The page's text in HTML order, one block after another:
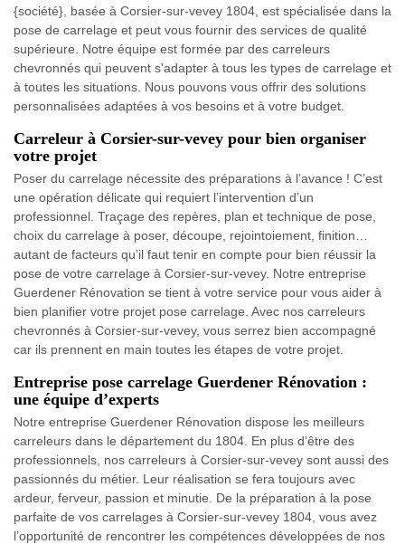
{société}, basée à Corsier-sur-vevey 1804, est spécialisée dans la
pose de carrelage et peut vous fournir des services de qualité
supérieure. Notre équipe est formée par des carreleurs
chevronnés qui peuvent s'adapter à tous les types de carrelage et
à toutes les situations. Nous pouvons vous offrir des solutions
personnalisées adaptées à vos besoins et à votre budget.
Carreleur à Corsier-sur-vevey pour bien organiser
votre projet
Poser du carrelage nécessite des préparations à l’avance ! C’est
une opération délicate qui requiert l’intervention d’un
professionnel. Traçage des repères, plan et technique de pose,
choix du carrelage à poser, découpe, rejointoiement, finition…
autant de facteurs qu’il faut tenir en compte pour bien réussir la
pose de votre carrelage à Corsier-sur-vevey. Notre entreprise
Guerdener Rénovation se tient à votre service pour vous aider à
bien planifier votre projet pose carrelage. Avec nos carreleurs
chevronnés à Corsier-sur-vevey, vous serrez bien accompagné
car ils prennent en main toutes les étapes de votre projet.
Entreprise pose carrelage Guerdener Rénovation :
une équipe d’experts
Notre entreprise Guerdener Rénovation dispose les meilleurs
carreleurs dans le département du 1804. En plus d’être des
professionnels, nos carreleurs à Corsier-sur-vevey sont aussi des
passionnés du métier. Leur réalisation se fera toujours avec
ardeur, ferveur, passion et minutie. De la préparation à la pose
parfaite de vos carrelages à Corsier-sur-vevey 1804, vous avez
l’opportunité de rencontrer les compétences développées de nos